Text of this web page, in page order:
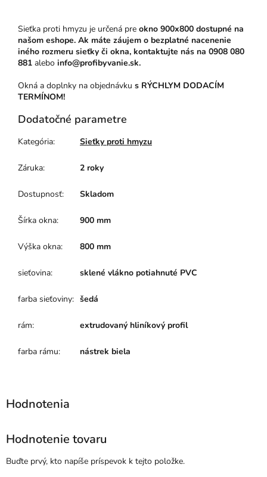
Sieťka proti hmyzu je určená pre okno 900x800 dostupné na
našom eshope. Ak máte záujem o bezplatné nacenenie
iného rozmeru sieťky či okna, kontaktujte nás na 0908 080
881 alebo info@profibyvanie.sk.
Okná a doplnky na objednávku s RÝCHLYM DODACÍM
TERMÍNOM!
Dodatočné parametre
Kategória: Sieťky proti hmyzu
Záruka: 2 roky
Dostupnosť: Skladom
Šírka okna: 900 mm
Výška okna: 800 mm
sieťovina: sklené vlákno potiahnuté PVC
farba sieťoviny: šedá
rám: extrudovaný hliníkový profil
farba rámu: nástrek biela
Hodnotenie tovaru
Buďte prvý, kto napíše príspevok k tejto položke.